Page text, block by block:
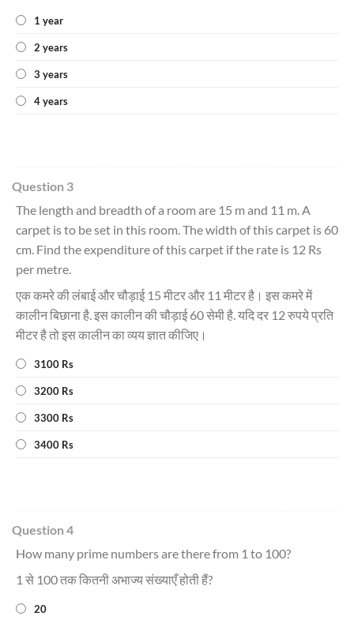
1 year
2 years
3 years
4 years
Question 3
The length and breadth of a room are 15 m and 11 m. A
carpet is to be set in this room. The width of this carpet is 60
cm. Find the expenditure of this carpet if the rate is 12 Rs
per metre.
एक कमरे की लंबाई और चौड़ाई 15 मीटर और 11 मीटर है। इस कमरे में
कालीन बिछाना है. इस कालीन की चौड़ाई 60 सेमी है. यदि दर 12 रुपये प्रति
मीटर है तो इस कालीन का व्यय ज्ञात कीजिए।
3100 Rs
3200 Rs
3300 Rs
3400 Rs
Question 4
How many prime numbers are there from 1 to 100?
1 से 100 तक कितनी अभाज्य संख्याएँ होती हैं?
20